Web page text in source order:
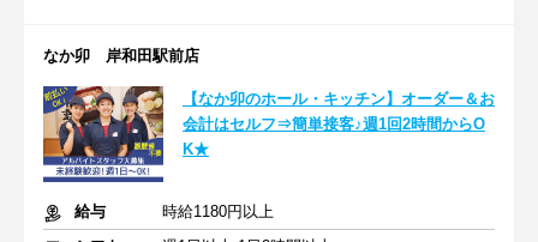
なか卯 岸和田駅前店
【なか卯のホール・キッチン】オーダー＆お
会計はセルフ⇒簡単接客♪週1回2時間からO
K★
給与
時給1180円以上